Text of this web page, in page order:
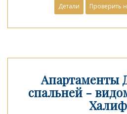
Детали Проверить
Апартаменты
спальней -